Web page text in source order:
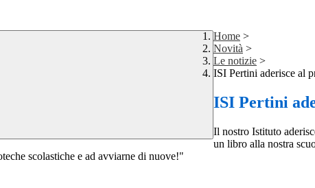
Home >
Novità >
Le notizie >
ISI Pertini aderisce al
ISI Pertini
Il nostro Istituto
un libro alla nostra
scolastiche e ad avviarne di nuove!"